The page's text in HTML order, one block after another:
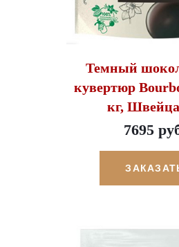
Темный
кувертюр
кг,
7695